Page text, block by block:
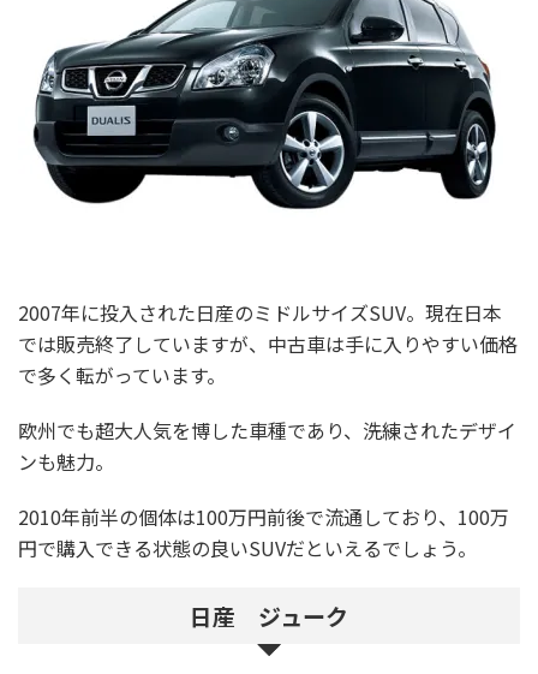
2007年に投入された日産のミドルサイズSUV。現在日本
では販売終了していますが、中古車は手に入りやすい価格
で多く転がっています。
欧州でも超大人気を博した車種であり、洗練されたデザイ
ンも魅力。
2010年前半の個体は100万円前後で流通しており、100万
円で購入できる状態の良いSUVだといえるでしょう。
日産 ジューク